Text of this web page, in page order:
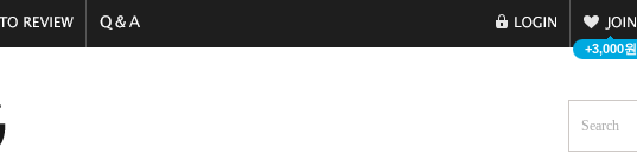
+3,000원